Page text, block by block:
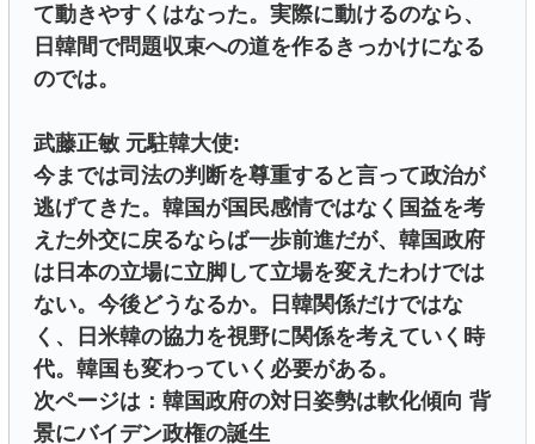
て動きやすくはなった。実際に動けるのなら、
日韓間で問題収束への道を作るきっかけになる
のでは。
武藤正敏 元駐韓大使:
今までは司法の判断を尊重すると言って政治が
逃げてきた。韓国が国民感情ではなく国益を考
えた外交に戻るならば一歩前進だが、韓国政府
は日本の立場に立脚して立場を変えたわけでは
ない。今後どうなるか。日韓関係だけではな
く、日米韓の協力を視野に関係を考えていく時
代。韓国も変わっていく必要がある。
次ページは：韓国政府の対日姿勢は軟化傾向 背
景にバイデン政権の誕生